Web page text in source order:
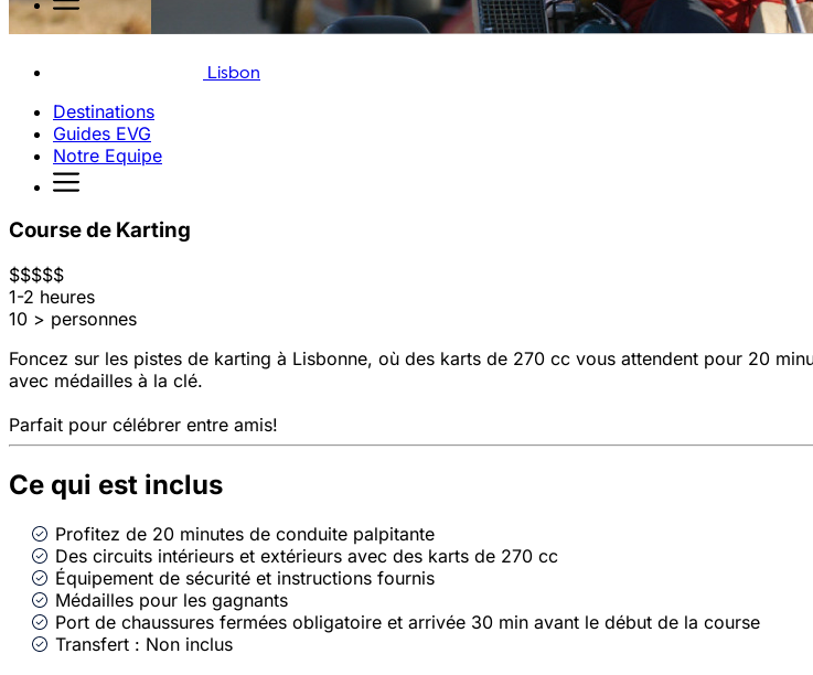
Lisbon
Destinations
Guides EVG
Notre Equipe
Course de Karting
$$$$$
1-2 heures
10 > personnes
Foncez sur les pistes de karting à Lisbonne, où des karts de 270 cc vous attendent pour 20
avec médailles à la clé.
Parfait pour célébrer entre amis!
Ce qui est inclus
Profitez de 20 minutes de conduite palpitante
Des circuits intérieurs et extérieurs avec des karts de 270 cc
Équipement de sécurité et instructions fournis
Médailles pour les gagnants
Port de chaussures fermées obligatoire et arrivée 30 min avant le début de la course
Transfert : Non inclus